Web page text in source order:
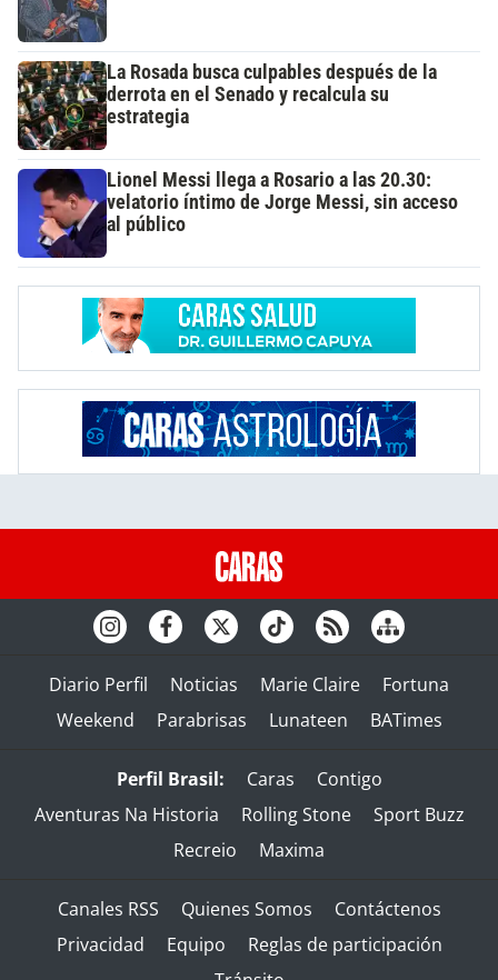
La Rosada busca culpables después de la
derrota en el Senado y recalcula su
estrategia
Lionel Messi llega a Rosario a las 20.30:
velatorio íntimo de Jorge Messi, sin acceso
al público
Diario Perfil Noticias Marie Claire
Fortuna
Weekend
Parabrisas Lunateen BATimes
Perfil Brasil: Caras
Contigo
Aventuras Na Historia
Rolling Stone
Sport Buzz
Recreio
Maxima
Canales RSS Quienes Somos
Contáctenos
Privacidad
Equipo
Reglas de participación